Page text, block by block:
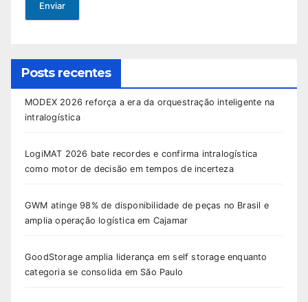
Enviar
Posts recentes
MODEX 2026 reforça a era da orquestração inteligente na
intralogística
LogiMAT 2026 bate recordes e confirma intralogística
como motor de decisão em tempos de incerteza
GWM atinge 98% de disponibilidade de peças no Brasil e
amplia operação logística em Cajamar
GoodStorage amplia liderança em self storage enquanto
categoria se consolida em São Paulo